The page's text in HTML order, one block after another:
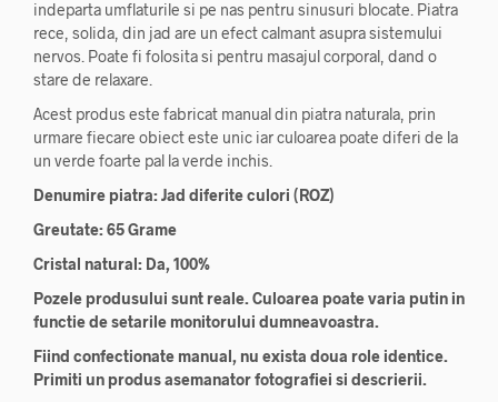
indeparta umflaturile si pe nas pentru sinusuri blocate. Piatra
rece, solida, din jad are un efect calmant asupra sistemului
nervos. Poate fi folosita si pentru masajul corporal, dand o
stare de relaxare.
Acest produs este fabricat manual din piatra naturala, prin
urmare fiecare obiect este unic iar culoarea poate diferi de la
un verde foarte pal la verde inchis.
Denumire piatra: Jad diferite culori (ROZ)
Greutate: 65 Grame
Cristal natural: Da, 100%
Pozele produsului sunt reale. Culoarea poate varia putin in
functie de setarile monitorului dumneavoastra.
Fiind confectionate manual, nu exista doua role identice.
Primiti un produsasemanator fotografiei si descrierii.